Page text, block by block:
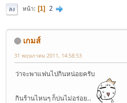
ลง หน้า 1 2
เกมส์
31 พฤษภาคม 2011, 14:58:53
ว่าจะพาแฟนไปกินหน่อยครับ
กินร้านไหนๆ ก็บ่นไม่อร่อย..